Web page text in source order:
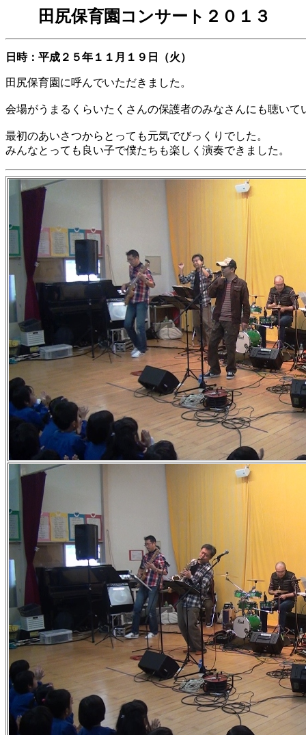
田尻保育園コンサート２０１３
日時：平成２５年１１月１９日（火）
田尻保育園に呼んでいただきました。
会場がうまるくらいたくさんの保護者のみなさんにも聴いて
最初のあいさつからとっても元気でびっくりでした。
みんなとっても良い子で僕たちも楽しく演奏できました。